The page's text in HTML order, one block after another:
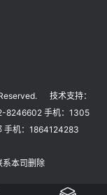
技术支持：
8246602 手机：1305
机：1864124283
联系本司删除